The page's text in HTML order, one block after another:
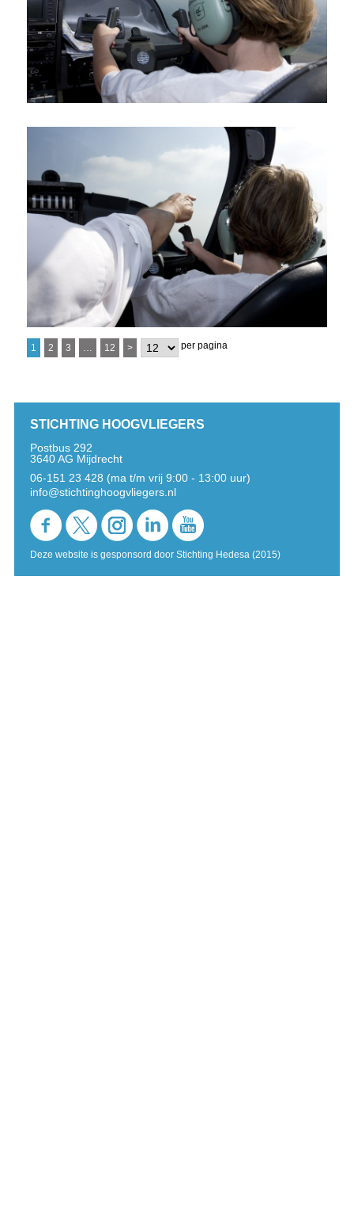
1 2 3 … 12 > per pagina
STICHTING HOOGVLIEGERS
Postbus 292
3640 AG Mijdrecht
06-151 23 428 (ma t/m vrij 9:00 - 13:00 uur)
info@stichtinghoogvliegers.nl
Deze website is gesponsord door Stichting Hedesa (2015)